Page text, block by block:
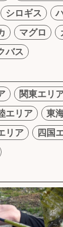
シロギス
マグロ
バス
関東エリ
エリア
東
リア
四国